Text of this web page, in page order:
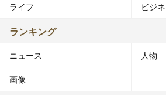
ライフ ビジ
ランキング
ニュース 人物
画像